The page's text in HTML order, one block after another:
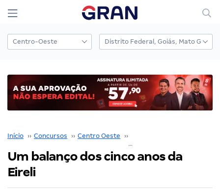
Início ›› Concursos ›› Centro Oeste ››
Um balanço dos cinco anos da
Eireli